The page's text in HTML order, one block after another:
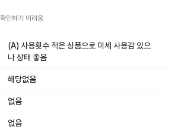
확인하기 어려움
(A) 사용횟수 적은 상품으로 미세 사용감 있으
나 상태 좋음
해당없음
없음
없음